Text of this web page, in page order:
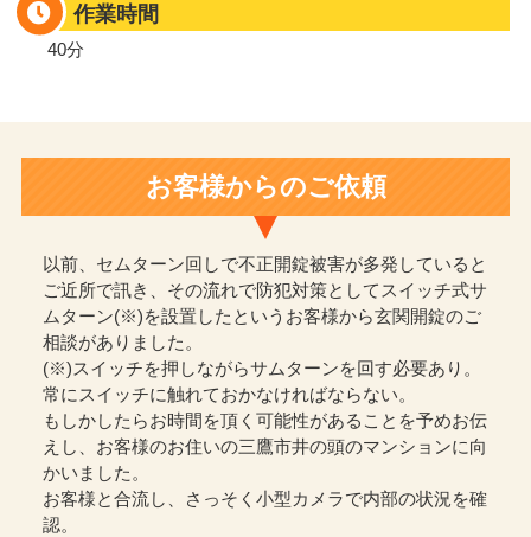
作業時間
40分
お客様からのご依頼
以前、セムターン回しで不正開錠被害が多発していると
ご近所で訊き、その流れで防犯対策としてスイッチ式サ
ムターン(※)を設置したというお客様から玄関開錠のご
相談がありました。
(※)スイッチを押しながらサムターンを回す必要あり。
常にスイッチに触れておかなければならない。
もしかしたらお時間を頂く可能性があることを予めお伝
えし、お客様のお住いの三鷹市井の頭のマンションに向
かいました。
お客様と合流し、さっそく小型カメラで内部の状況を確
認。